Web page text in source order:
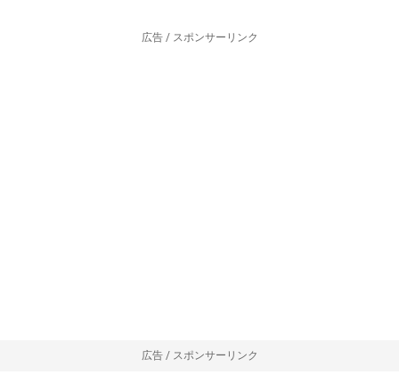
広告 / スポンサーリンク
広告 / スポンサーリンク